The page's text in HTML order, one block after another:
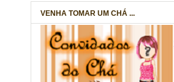
VENHA TOMAR UM CHÁ ...